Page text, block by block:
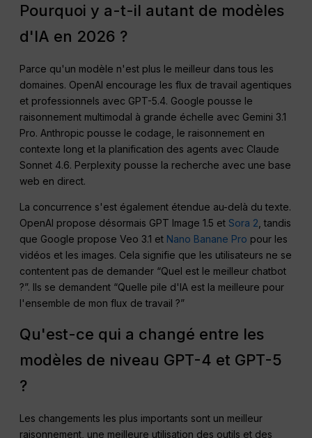
Pourquoi y a-t-il autant de modèles
d'IA en 2026 ?
Parce qu'un modèle n'est plus le meilleur dans tous les
domaines. OpenAI encourage les flux de travail agentiques
et professionnels avec GPT-5.4. Google pousse le
raisonnement multimodal à grande échelle avec Gemini 3.1
Pro. Anthropic pousse le codage, le raisonnement en
contexte long et la planification des agents avec Claude
Sonnet 4.6. Perplexity pousse la recherche avec une base
web en direct.
La concurrence s'est également étendue au-delà du texte.
OpenAI propose désormais GPT Image 1.5 etSora 2 , tandis
que Google propose Veo 3.1 et Nano Banane Pro pour les
vidéos et les images. Cela signifie que les utilisateurs ne se
contentent pas de demander “Quel est le meilleur chatbot
?”. Ils se demandent “Quelle pile d'IA est la meilleure pour
l'ensemble de mon flux de travail ?”
Qu'est-ce qui a changé entre les
modèles de niveau GPT-4 et GPT-5
?
Les changements les plus importants sont un meilleur
raisonnement, une meilleure utilisation des outils et des